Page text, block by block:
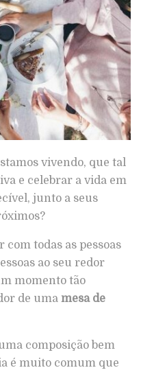
vivendo, que tal
e celebrar a vida em
junto a seus
com todas as pessoas
ao seu redor
momento tão
de uma mesa de
composição bem
é muito comum que